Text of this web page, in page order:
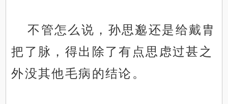
不管怎么说，孙思邈还是给戴胄
把了脉，得出除了有点思虑过甚之
外没其他毛病的结论。